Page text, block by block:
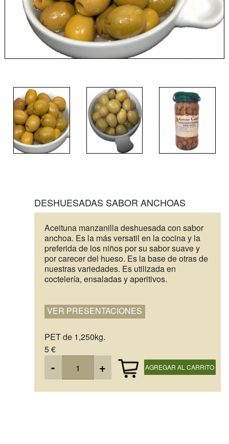
DESHUESADAS SABOR ANCHOAS
Aceituna manzanilla deshuesada con sabor
anchoa. Es la más versatil en la cocina y la
preferida de los niños por su sabor suave y
por carecer del hueso. Es la base de otras de
nuestras variedades. Es utilizada en
coctelería, ensaladas y aperitivos.
VER PRESENTACIONES
PET de 1,250kg.
5 €
- + AGREGAR AL CARRITO